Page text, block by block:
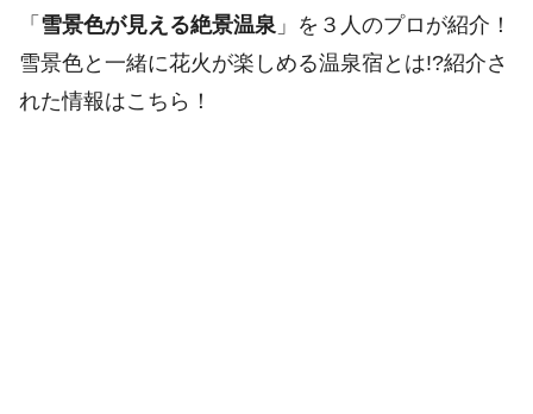
「 雪景色が見える絶景温泉 」を３人のプロが紹介！
雪景色と一緒に花火が楽しめる温泉宿とは!?紹介さ
れた情報はこちら！